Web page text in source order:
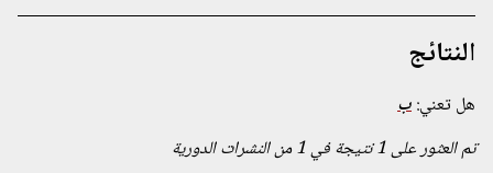
النتائج
هل تعني:ب
تم العثور على 1 نتيجة في 1 من النشرات الدورية